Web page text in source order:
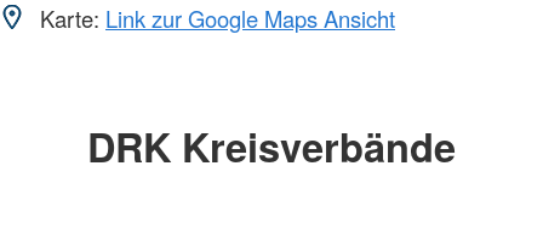
Karte: Link zur Google Maps Ansicht
DRK Kreisverbände